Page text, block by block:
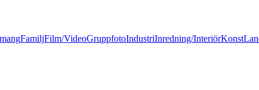
FamiljFilm/VideoGruppfotoIndustriInredning/InteriörKonst